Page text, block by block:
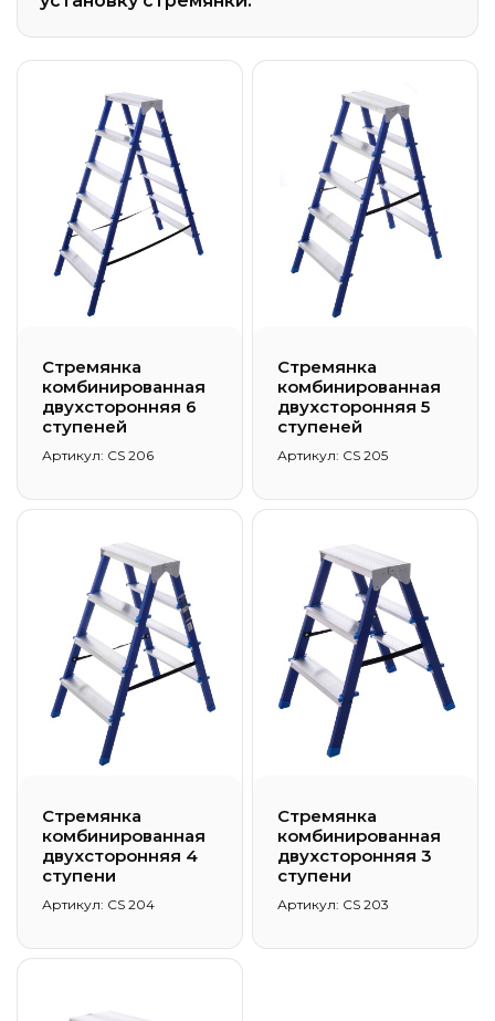
Стремянка
комбинированная
двухсторонняя 6
ступеней
Артикул: CS 206
Стремянка
комбинированная
двухсторонняя 5
ступеней
Артикул: CS 205
Стремянка
комбинированная
двухсторонняя 4
ступени
Артикул: CS 204
Стремянка
комбинированная
двухсторонняя 3
ступени
Артикул: CS 203